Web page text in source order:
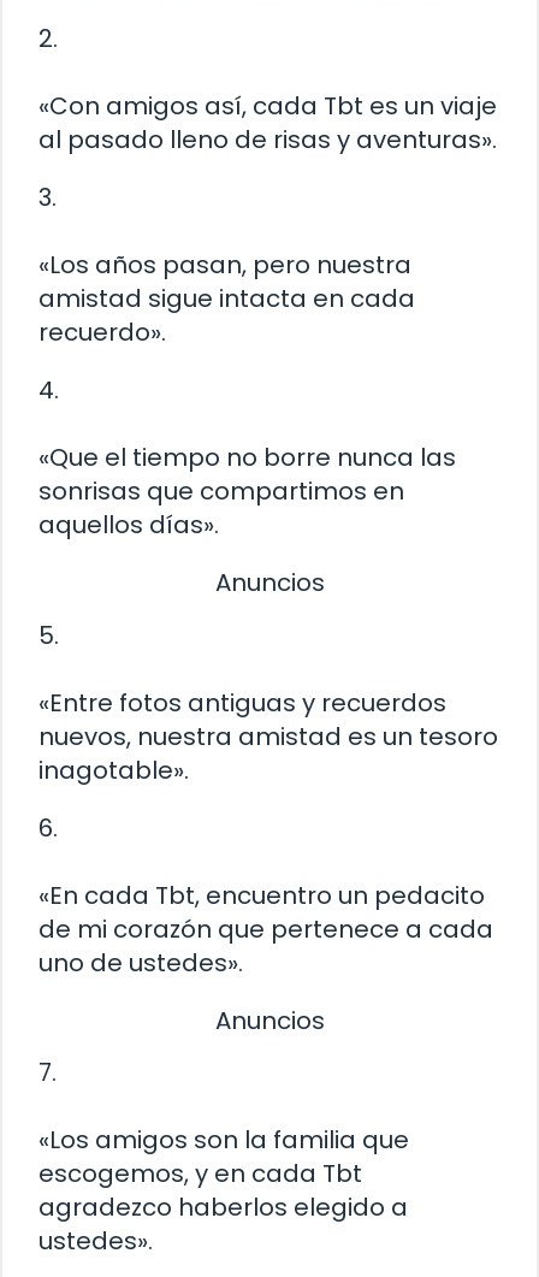
2.
«Con amigos así, cada Tbt es un viaje
al pasado lleno de risas y aventuras».
3.
«Los años pasan, pero nuestra
amistad sigue intacta en cada
recuerdo».
4.
«Que el tiempo no borre nunca las
sonrisas que compartimos en
aquellos días».
Anuncios
5.
«Entre fotos antiguas y recuerdos
nuevos, nuestra amistad es un tesoro
inagotable».
6.
«En cada Tbt, encuentro un pedacito
de mi corazón que pertenece a cada
uno de ustedes».
Anuncios
7.
«Los amigos son la familia que
escogemos, y en cada Tbt
agradezco haberlos elegido a
ustedes».